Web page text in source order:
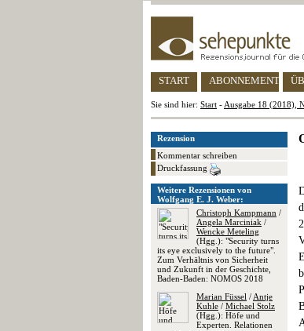
START ABONNEMENT
Sie sind hier: Start - Ausgabe 18 (2018),
Rezension
Kommentar schreiben
Druckfassung
Weitere Rezensionen von
Wolfgang E. J. Weber:
Christoph Kampmann /
Angela Marciniak /
Wencke Meteling
(Hgg.): "Security turns
its eye exclusively to the future".
Zum Verhältnis von Sicherheit
und Zukunft in der Geschichte,
Baden-Baden: NOMOS 2018
Marian Füssel / Antje
Kuhle / Michael Stolz
(Hgg.): Höfe und
Experten. Relationen